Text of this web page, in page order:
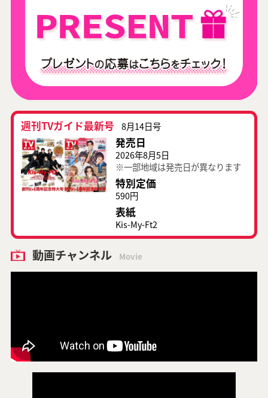
週刊TVガイド最新号 8月14日号
発売日
2026年8月5日
※一部地域は発売日が異なります
特別定価
590円
表紙
Kis-My-Ft2
動画チャンネル Movie